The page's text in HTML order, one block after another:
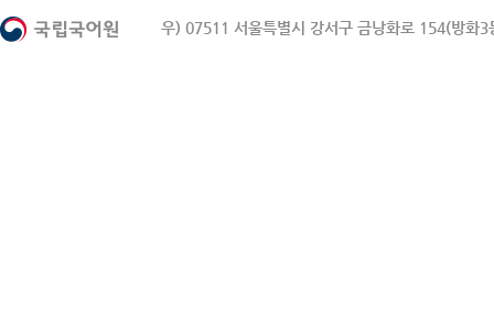
우) 07511 서울특별시 강서구 금낭화로 154(방화3